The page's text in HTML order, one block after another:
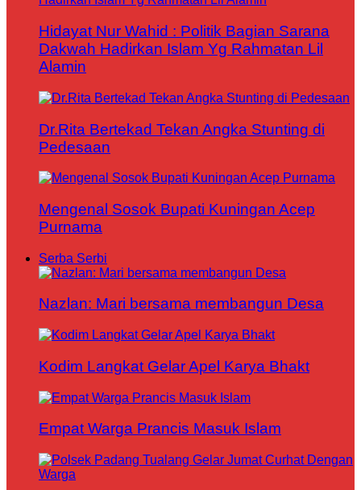
Hidayat Nur Wahid : Politik Bagian Sarana
Dakwah Hadirkan Islam Yg Rahmatan Lil
Alamin
Dr.Rita Bertekad Tekan Angka Stunting di
Pedesaan
Mengenal Sosok Bupati Kuningan Acep
Purnama
Serba Serbi
Nazlan: Mari bersama membangun Desa
Kodim Langkat Gelar Apel Karya Bhakt
Empat Warga Prancis Masuk Islam